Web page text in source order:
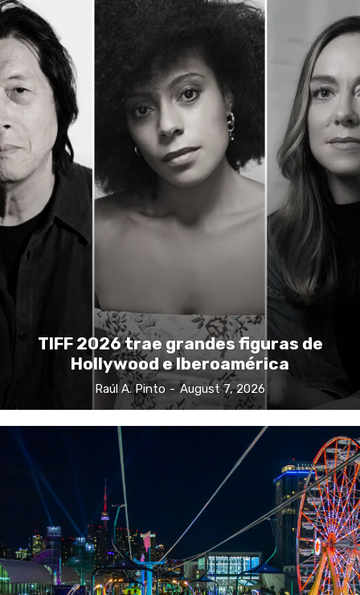
TIFF 2026 trae grandes figuras de
Hollywood e Iberoamérica
Raúl A. Pinto - August 7, 2026